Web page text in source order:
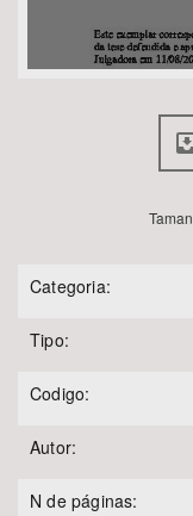
Categoria:
Tipo:
Codigo:
Autor:
N de páginas: